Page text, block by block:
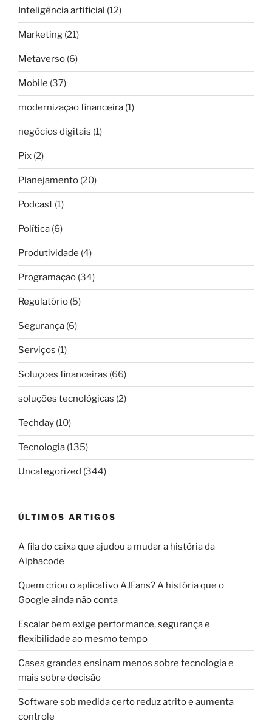
Inteligência artificial (12)
Marketing (21)
Metaverso (6)
Mobile (37)
modernização financeira (1)
negócios digitais (1)
Pix (2)
Planejamento (20)
Podcast (1)
Política (6)
Produtividade (4)
Programação (34)
Regulatório (5)
Segurança (6)
Serviços (1)
Soluções financeiras (66)
soluções tecnológicas (2)
Techday (10)
Tecnologia (135)
Uncategorized (344)
ÚLTIMOS ARTIGOS
A fila do caixa que ajudou a mudar a história da
Alphacode
Quem criou o aplicativo AJFans? A história que o
Google ainda não conta
Escalar bem exige performance, segurança e
flexibilidade ao mesmo tempo
Cases grandes ensinam menos sobre tecnologia e
mais sobre decisão
Software sob medida certo reduz atrito e aumenta
controle